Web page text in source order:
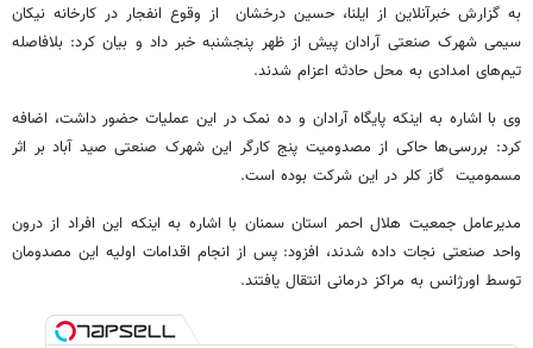
به گزارش خبرآنلاین از ایلنا، حسین درخشان از وقوع انفجار در کارخانه نیکان
سیمی شهرک صنعتی آرادان پیش از ظهر پنجشنبه خبر داد و بیان کرد: بلافاصله
تیم‌های امدادی به محل حادثه اعزام شدند.
وی با اشاره به اینکه پایگاه آرادان و ده نمک در این عملیات حضور داشت، اضافه
کرد: بررسی‌ها حاکی از مصدومیت پنج کارگر این شهرک صنعتی صید آباد بر اثر
مسمومیت گاز کلر در این شرکت بوده است.
مدیرعامل جمعیت هلال احمر استان سمنان با اشاره به اینکه این افراد از درون
واحد صنعتی نجات داده شدند، افزود: پس از انجام اقدامات اولیه این مصدومان
توسط اورژانس به مراکز درمانی انتقال یافتند.